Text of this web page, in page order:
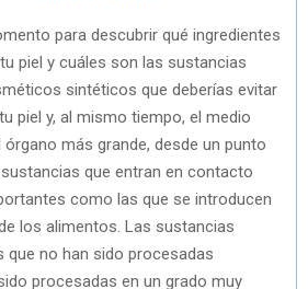
para descubrir qué ingredientes
piel y cuáles son las sustancias
sintéticos que deberías evitar
piel y, al mismo tiempo, el medio
más grande, desde un punto
que entran en contacto
como las que se introducen
los alimentos. Las sustancias
que no han sido procesadas
procesadas en un grado muy